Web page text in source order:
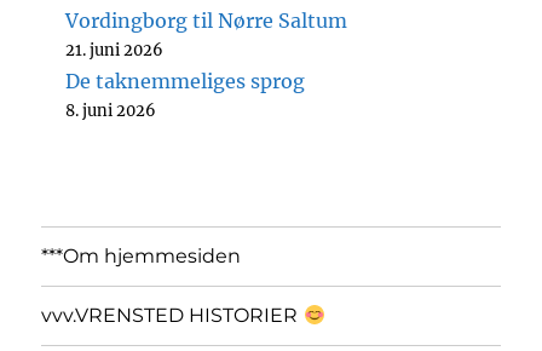
Vordingborg til Nørre Saltum
21. juni 2026
De taknemmeliges sprog
8. juni 2026
***Om hjemmesiden
vvv.VRENSTED HISTORIER